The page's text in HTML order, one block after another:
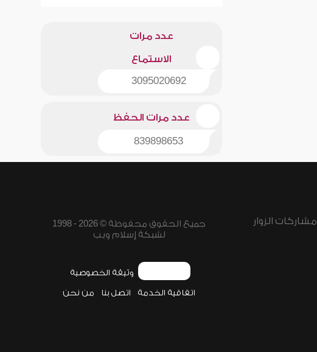
عدد مرات
الاستماع
3095020692
عدد مرات الحفظ
839898653
مشاركات الزوار
جميع الحقوق محفوظة © 2026 - 1998
لشبكة إسلام ويب
وثيقة الخصوصية
اتفاقية الخدمة اتصل بنا من نحن